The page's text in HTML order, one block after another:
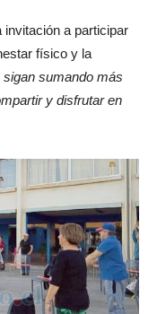
invitación a participar
físico y la
sumando más
y disfrutar en